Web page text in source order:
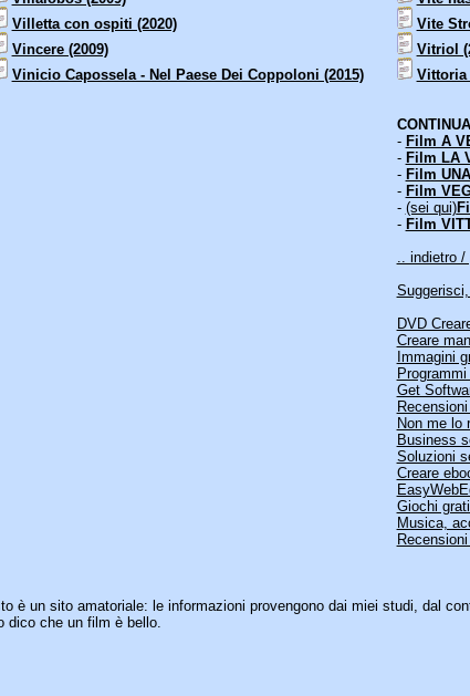
Villetta con ospiti (2020)
Vincere (2009)
Vinicio Capossela - Nel Paese Dei Coppoloni (2015)
Vite
Vitriol
Vittoria
- Film A
- Film LA
- Film
- Film
- (sei qui)
- Film
.. indietro /
DVD
Creare
Immagini
Get
Non me lo
Business
Soluzioni
Creare
Giochi
Musica,
è un sito amatoriale: le informazioni provengono dai miei studi, dal
dico che un film è bello.